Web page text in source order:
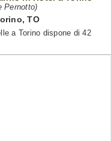
Pernotto)
,TO
a Torino dispone di 42